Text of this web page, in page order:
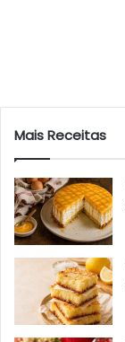
Mais Receitas